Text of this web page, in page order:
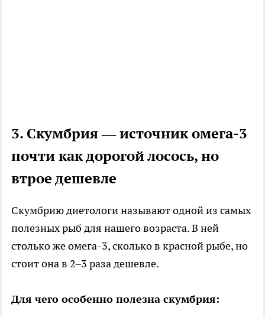
3. Скумбрия — источник омега-3
почти как дорогой лосось, но
втрое дешевле
Скумбрию диетологи называют одной из самых
полезных рыб для нашего возраста. В ней
столько же омега-3, сколько в красной рыбе, но
стоит она в 2–3 раза дешевле.
Для чего особенно полезна скумбрия: